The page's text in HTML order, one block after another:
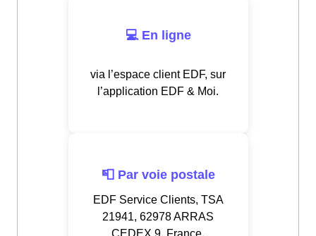
💻 En ligne
via l’espace client EDF, sur
l’application EDF & Moi.
📮 Par voie postale
EDF Service Clients, TSA
21941, 62978 ARRAS
CEDEX 9, France.